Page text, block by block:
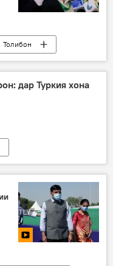
Толибон
дар Туркия хона